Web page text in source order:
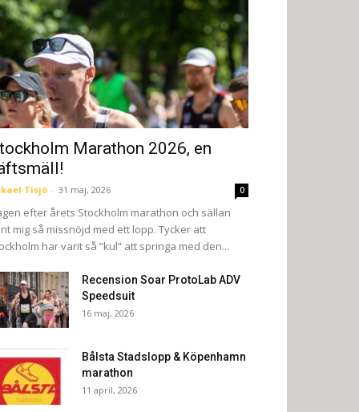
Marathon 2026, en
Tisjö - 31 maj, 2026 0
efter årets Stockholm marathon och sällan
mig så missnöjd med ett lopp. Tycker att
har varit så ”kul” att springa med den...
Recension Soar ProtoLab ADV
Speedsuit
16 maj, 2026
Bålsta Stadslopp & Köpenhamn
marathon
11 april, 2026